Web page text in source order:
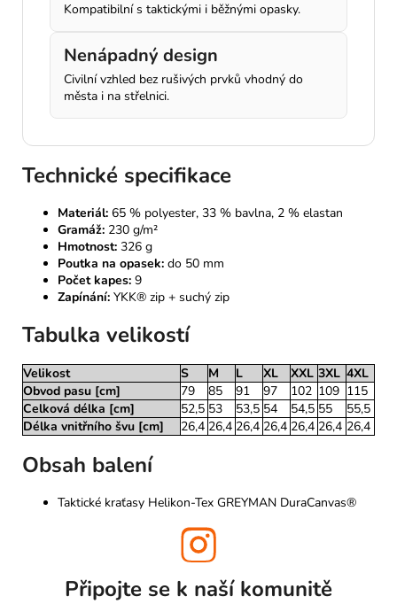
Kompatibilní s taktickými i běžnými opasky.
Nenápadný design
Civilní vzhled bez rušivých prvků vhodný do
města i na střelnici.
Technické specifikace
Materiál: 65 % polyester, 33 % bavlna, 2 % elastan
Gramáž: 230 g/m²
Hmotnost: 326 g
Poutka na opasek: do 50 mm
Počet kapes: 9
Zapínání: YKK® zip + suchý zip
Tabulka velikostí
Velikost S M L XL XXL 3XL 4XL
Obvod pasu [cm]
79 85 91 97 102 109 115
Celková délka [cm]
52,5 53 53,5 54 54,5 55
55,5
Délka vnitřního švu [cm]
26,4 26,4 26,4 26,4 26,4 26,4 26,4
Obsah balení
Taktické kraťasy Helikon-Tex GREYMAN DuraCanvas®
Připojte se k naší komunitě